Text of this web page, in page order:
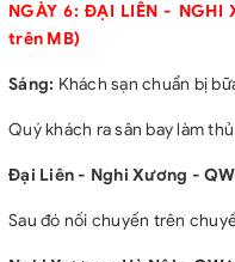
NGÀY 6: ĐẠI LIÊN - NGHI
trên MB)
Sáng: Khách sạn chuẩn bị
Quý khách ra sân bay làm
Đại Liên - Nghi Xương -
Sau đó nối chuyến trên